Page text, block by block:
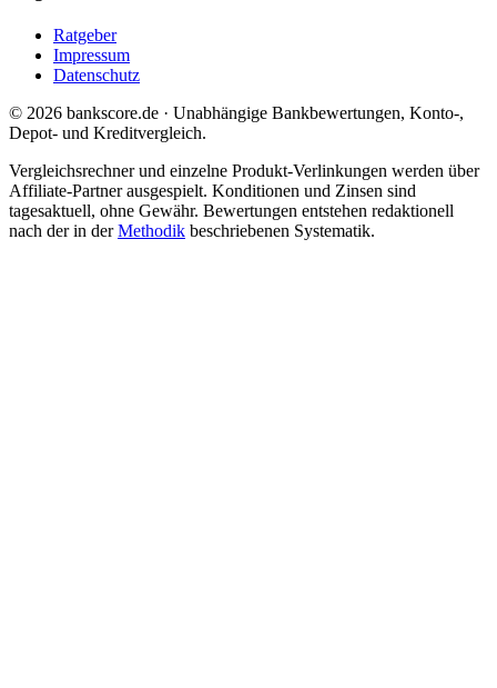
Ratgeber
Impressum
Datenschutz
© 2026 bankscore.de · Unabhängige Bankbewertungen, Konto-,
Depot- und Kreditvergleich.
Vergleichsrechner und einzelne Produkt-Verlinkungen werden über
Affiliate-Partner ausgespielt. Konditionen und Zinsen sind
tagesaktuell, ohne Gewähr. Bewertungen entstehen redaktionell
nach der in derMethodik beschriebenen Systematik.